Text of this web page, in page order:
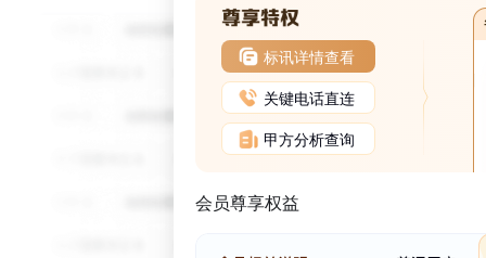
标讯详情查看
关键电话直连
甲方分析查询
会员尊享权益